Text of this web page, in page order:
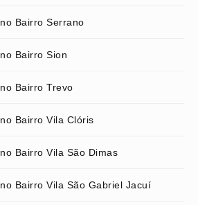
Bairro Serrano
Bairro Sion
Bairro Trevo
Bairro Vila Clóris
Bairro Vila São Dimas
Bairro Vila São Gabriel Jacuí